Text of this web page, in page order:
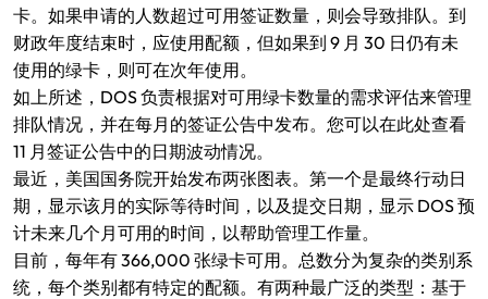
卡。如果申请的人数超过可用签证数量，则会导致排队。到
财政年度结束时，应使用配额，但如果到 9 月 30 日仍有未
使用的绿卡，则可在次年使用。
如上所述，DOS 负责根据对可用绿卡数量的需求评估来管理
排队情况，并在每月的签证公告中发布。您可以在此处查看
11 月签证公告中的日期波动情况。
最近，美国国务院开始发布两张图表。第一个是最终行动日
期，显示该月的实际等待时间，以及提交日期，显示 DOS 预
计未来几个月可用的时间，以帮助管理工作量。
目前，每年有 366,000 张绿卡可用。总数分为复杂的类别系
统，每个类别都有特定的配额。有两种最广泛的类型：基于